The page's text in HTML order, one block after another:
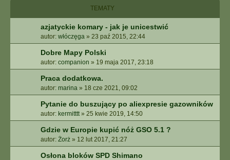
A
A
N
S
O
W
A
N
TEMATY
azjatyckie komary - jak je unicestwić
autor: włóczęga » 23 paź 2015, 22:44
Dobre Mapy Polski
autor: companion » 19 maja 2017, 23:18
Praca dodatkowa.
autor: marina » 18 cze 2021, 09:02
Pytanie do buszujący po aliexpresie gazowników
autor: kermitttt» 25 kwie 2019, 14:50
Gdzie w Europie kupić nóż GSO 5.1 ?
autor: Żorż » 12 lut 2017, 21:27
Osłona bloków SPD Shimano